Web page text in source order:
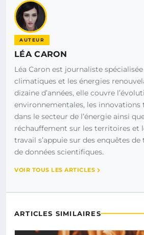
AUTEUR
LÉA CARON
Léa Caron est journaliste
climatiques et les énergies
dizaine d’années, elle couvre
environnementales, les innovations
dans le secteur de l’énergie ainsi
réchauffement sur les territoires et
travail s’appuie sur des enquêtes de
de données scientifiques.
VOIR TOUS LES ARTICLES
ARTICLES SIMILAIRES